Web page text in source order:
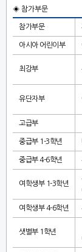
◈ 참가부문
참가부문
아시아 어린이부
최강부
유단자부
고급부
중급부 1-3학년
중급부4-6학년
여학생부 1-3학년
여학생부4-6학년
샛별부 1 학년